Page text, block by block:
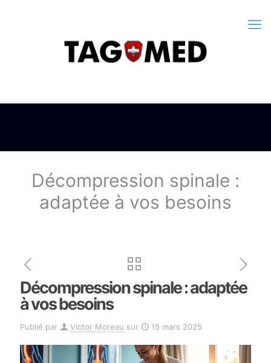
Décompression spinale :
adaptée à vos besoins
Décompression spinale : adaptée
à vos besoins
Publié par Victor Moreau sur 15 mars 2025